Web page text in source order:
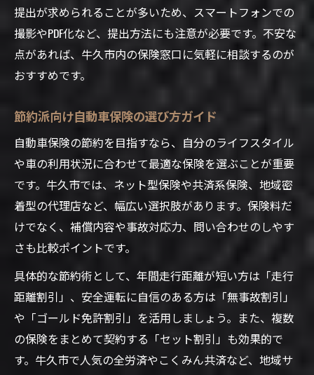
提出が求められることが多いため、スマートフォンでの
撮影やPDF化など、提出方法にも注意が必要です。不安な
点があれば、牛久市内の保険窓口に気軽に相談するのが
おすすめです。
節約派向け自動車保険の選び方ガイド
自動車保険の節約を目指すなら、自分のライフスタイル
や車の利用状況に合わせて最適な保険を選ぶことが重要
です。牛久市では、ネット型保険や共済系保険、地域密
着型の代理店など、幅広い選択肢があります。保険料だ
けでなく、補償内容や事故対応力、問い合わせのしやす
さも比較ポイントです。
具体的な節約術として、年間走行距離が短い方は「走行
距離割引」、安全運転に自信のある方は「無事故割引」
や「ゴールド免許割引」を活用しましょう。また、複数
の保険をまとめて契約する「セット割引」も効果的で
す。牛久市で人気の全労済やこくみん共済など、地域サ